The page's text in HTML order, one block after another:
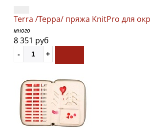
Terra /Терра/ пряжа KnitPro для
много
8 351 руб